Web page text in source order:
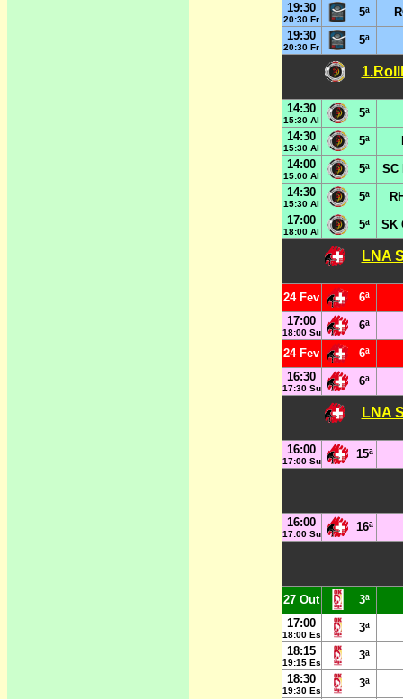
19:30
20:30 Fr
5ª
19:30
20:30 Fr
5ª
14:30
15:30 Al
5ª
14:30
15:30 Al
5ª
14:00
15:00 Al
5ª
SC
14:30
15:30 Al
5ª
17:00
18:00 Al
5ª SK
LNA
24 Fev
6ª
17:00
18:00 Su
6ª
24 Fev
6ª
16:30
17:30 Su
6ª
LNA
16:00
17:00 Su
15ª
16:00
17:00 Su
16ª
27 Out 3ª
17:00
18:00 Es
3ª
18:15
19:15 Es
3ª
18:30
19:30 Es
3ª